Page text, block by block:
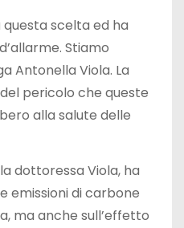
questa scelta ed ha
Stiamo
Antonella Viola. La
pericolo che queste
alla salute delle
dottoressa Viola, ha
emissioni di carbone
ma anche sull’effetto